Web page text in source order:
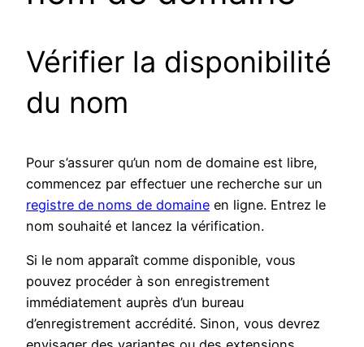
Vérifier la disponibilité
du nom
Pour s’assurer qu’un nom de domaine est libre,
commencez par effectuer une recherche sur un
registre de noms de domaine en ligne. Entrez le
nom souhaité et lancez la vérification.
Si le nom apparaît comme disponible, vous
pouvez procéder à son enregistrement
immédiatement auprès d’un bureau
d’enregistrement accrédité. Sinon, vous devrez